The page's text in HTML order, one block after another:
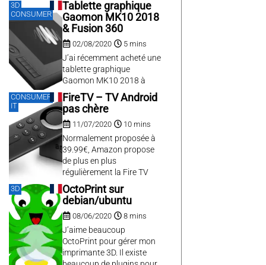
même en haut de gamme,
et j’ai depuis des appareils
sans...
fonctionne parfaitement
bien, a un format qui me
convient, lit les epub et les
pdf, avec 800Mo pour
contenir pas mal de livres,
extensible par microsd...
3D
CONSUMER
Tablette graphique
Gaomon MK10 2018
& Fusion 360
02/08/2020 5 mins
J’ai récemment acheté une
tablette graphique
Gaomon MK10 2018 à
l’occasion d’un prix canon
de 60€ lors des soldes
d’été. Même si je n’ai
absolument aucun talent
dans le dessin, ces
tablettes me font rêver
depuis longtemps, plutôt
pour l’écriture, en usage
bloc note et sans doute un
peu pour...
CONSUMER
IT
FireTV – TV Android
pas chère
11/07/2020 10 mins
Normalement proposée à
39.99€, Amazon propose
de plus en plus
régulièrement la Fire TV
Stick à 24.99 €. Utilisateur
très régulier de Google
Chromecast mais
regrettant à ce dernier
l’absence de
télécommande et
l’obligation d’utiliser un
téléphone ou une tablette,
3D
OctoPrint sur
debian/ubuntu
08/06/2020 8 mins
J’aime beaucoup
OctoPrint pour gérer mon
imprimante 3D. Il existe